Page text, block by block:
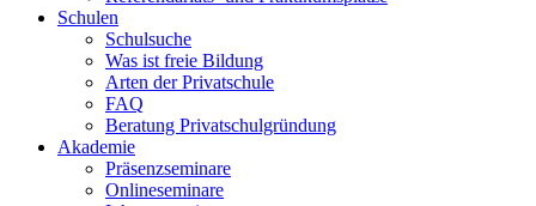
Schulen
Schulsuche
Was ist freie Bildung
Arten der Privatschule
FAQ
Beratung Privatschulgründung
Akademie
Präsenzseminare
Onlineseminare